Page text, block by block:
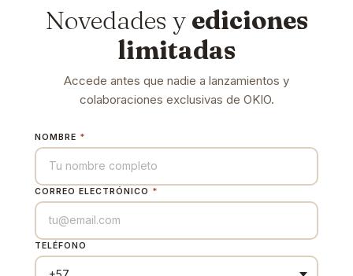
Novedades y ediciones
limitadas
Accede antes que nadie a lanzamientos y
colaboraciones exclusivas de OKIO.
NOMBRE *
CORREO ELECTRÓNICO *
TELÉFONO